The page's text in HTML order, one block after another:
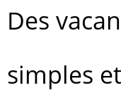
Des
simples